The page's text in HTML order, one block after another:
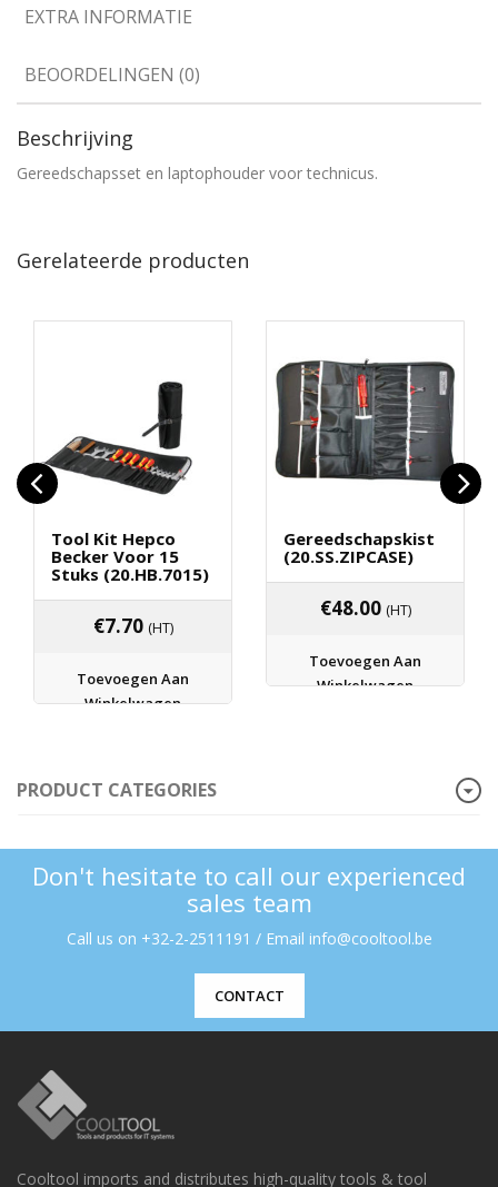
EXTRA INFORMATIE
BEOORDELINGEN (0)
Beschrijving
Gereedschapsset en laptophouder voor technicus.
Gerelateerde producten
Tool Kit Hepco
Becker Voor 15
Stuks (20.HB.7015)
€7.70 (HT)
Toevoegen Aan
Winkelwagen
Gereedschapskist
(20.SS.ZIPCASE)
€48.00 (HT)
Toevoegen Aan
Winkelwagen
PRODUCT CATEGORIES
Don't hesitate to call our experienced
sales team
Call us on +32-2-2511191 / Email info@cooltool.be
CONTACT
Cooltool imports and distributes high-quality tools & tool